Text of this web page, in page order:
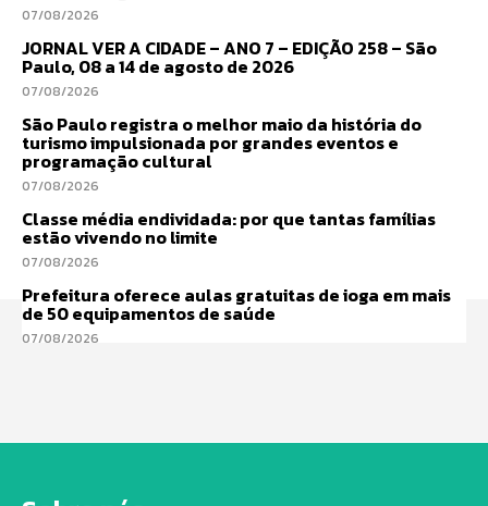
07/08/2026
JORNAL VER A CIDADE – ANO 7 – EDIÇÃO 258 – São
Paulo, 08 a 14 de agosto de 2026
07/08/2026
São Paulo registra o melhor maio da história do
turismo impulsionada por grandes eventos e
programação cultural
07/08/2026
Classe média endividada: por que tantas famílias
estão vivendo no limite
07/08/2026
Prefeitura oferece aulas gratuitas de ioga em mais
de 50 equipamentos de saúde
07/08/2026